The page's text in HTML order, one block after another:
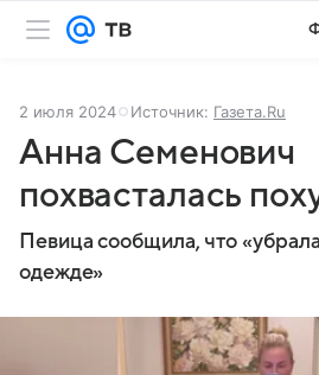
2 июля 2024 Источник: Газета.Ru
Анна Семенович
похвасталась
Певица сообщила, что
одежде»